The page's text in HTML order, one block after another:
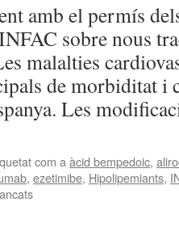
amb el permís
sobre nous
malalties
de morbiditat
Les
com a àcid bempedoic,
, ezetimibe, Hipolipemiants,